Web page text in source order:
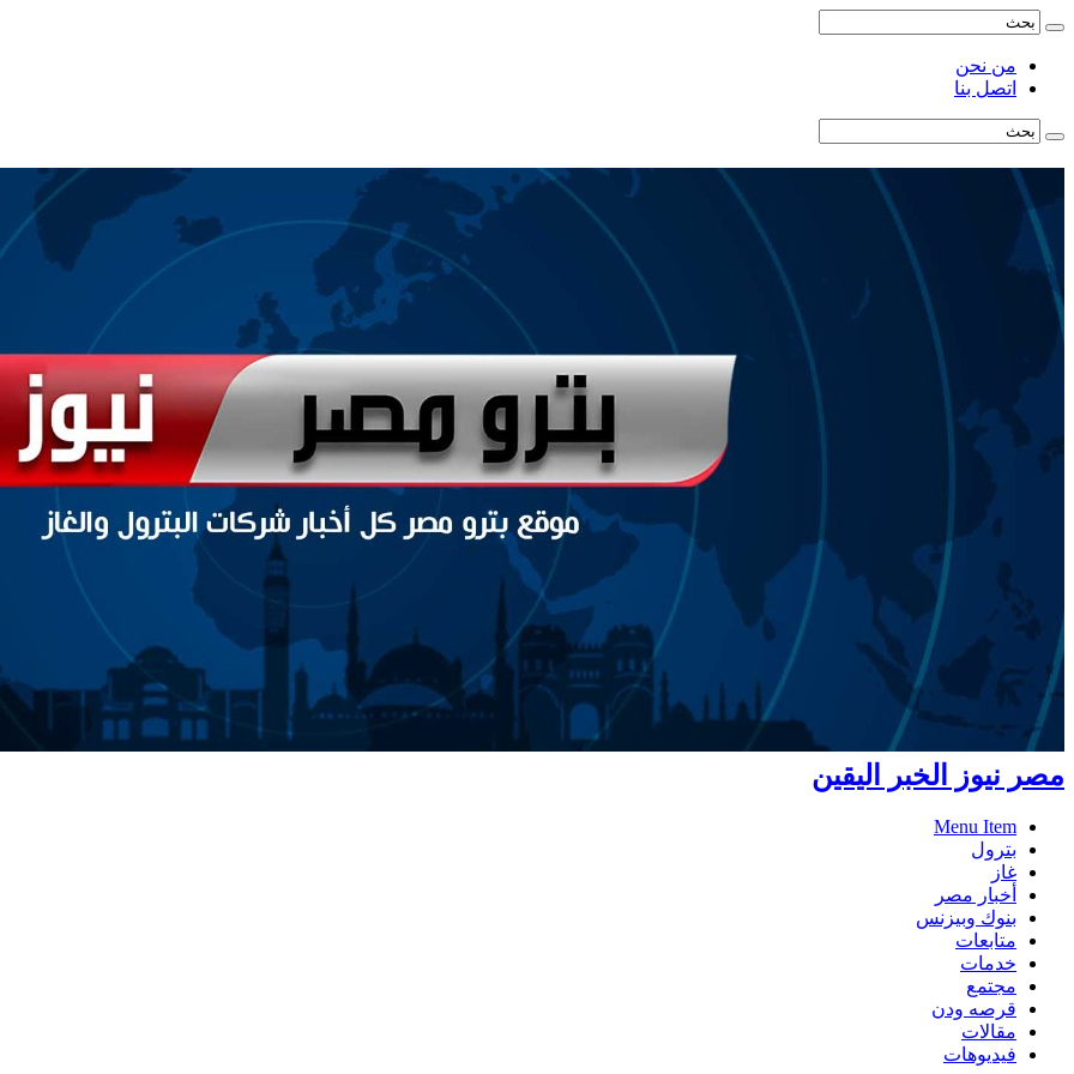
من نحن
اتصل بنا
مصر نيوز الخبر اليقين
Menu Item
بترول
غاز
أخبار مصر
بنوك وبيزنس
متابعات
خدمات
مجتمع
قرصه ودن
مقالات
فيديوهات